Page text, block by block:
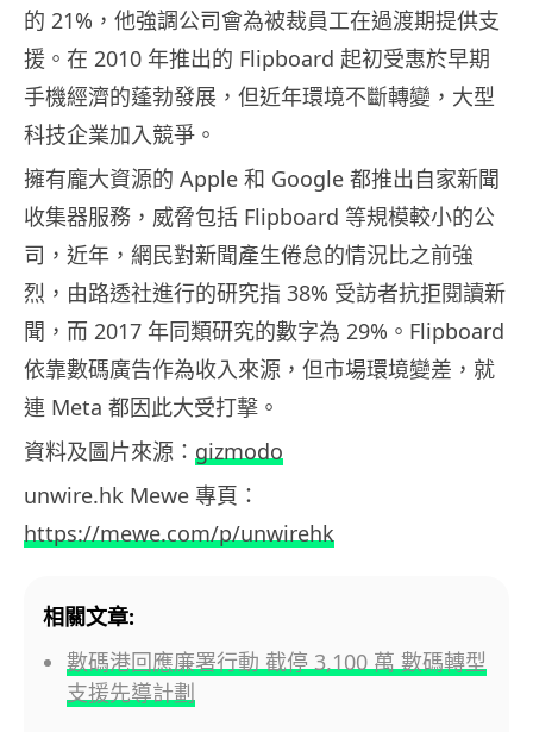
的 21%，他強調公司會為被裁員工在過渡期提供支
援。在 2010 年推出的 Flipboard 起初受惠於早期
手機經濟的蓬勃發展，但近年環境不斷轉變，大型
科技企業加入競爭。
擁有龐大資源的 Apple 和 Google 都推出自家新聞
收集器服務，威脅包括 Flipboard 等規模較小的公
司，近年，網民對新聞產生倦怠的情況比之前強
烈，由路透社進行的研究指 38% 受訪者抗拒閱讀新
聞，而 2017 年同類研究的數字為 29%。Flipboard
依靠數碼廣告作為收入來源，但市場環境變差，就
連 Meta 都因此大受打擊。
資料及圖片來源： gizmodo
unwire.hk Mewe 專頁：
https://mewe.com/p/unwirehk
相關文章:
數碼港回應廉署行動 截停 3,100 萬 數碼轉型
支援先導計劃